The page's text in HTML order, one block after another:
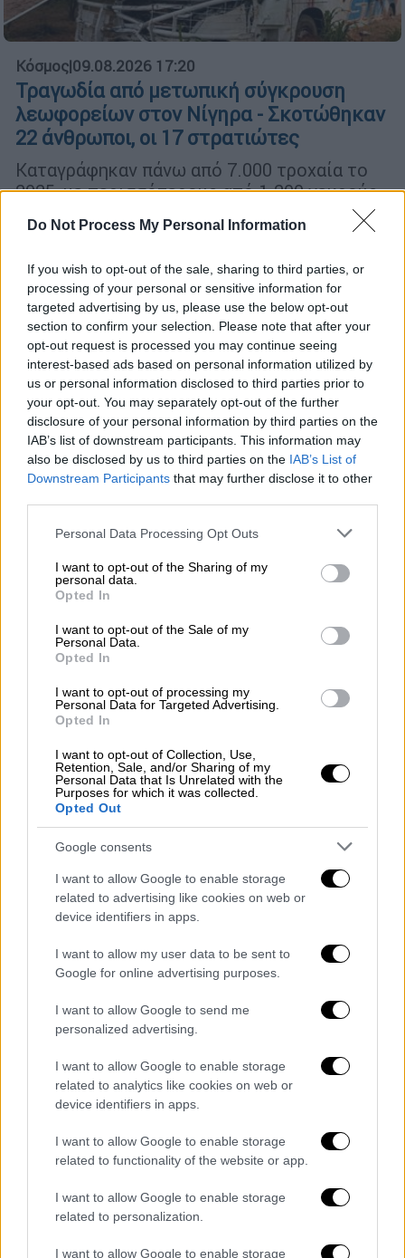
Do Not Process My Personal Information
If you wish to opt-out of the sale, sharing to third parties, or
processing of your personal or sensitive information for
targeted advertising by us, please use the below opt-out
section to confirm your selection. Please note that after your
opt-out request is processed you may continue seeing
interest-based ads based on personal information utilized by
us or personal information disclosed to third parties prior to
your opt-out. You may separately opt-out of the further
disclosure of your personal information by third parties on the
IAB’s list of downstream participants. This information may
also be disclosed by us to third parties on the IAB’s List of
Downstream Participants that may further disclose it to other
Please note that this website/app uses one or more Google
not limited to your visit or usage behaviour. You may click to
grant or deny consent to Google and its third-party tags to
use your data for below specified purposes in below Google
consent section.
Personal Data Processing Opt Outs
I want to opt-out of the Sharing of my
personal data.
Opted In
I want to opt-out of the Sale of my
Personal Data.
Opted In
I want to opt-out of processing my
Personal Data for Targeted Advertising.
Opted In
I want to opt-out of Collection, Use,
Retention, Sale, and/or Sharing of my
Personal Data that Is Unrelated with the
Purposes for which it was collected.
Opted Out
Google consents
I want to allow Google to enable storage
related to advertising like cookies on web or
device identifiers in apps.
I want to allow my user data to be sent to
Google for online advertising purposes.
I want to allow Google to send me
personalized advertising.
I want to allow Google to enable storage
related to analytics like cookies on web or
device identifiers in apps.
I want to allow Google to enable storage
related to functionality of the website or app.
I want to allow Google to enable storage
related to personalization.
I want to allow Google to enable storage
Κόσμος|09.08.2026 17:20
Τραγωδία από μετωπική σύγκρουση
λεωφορείων στον Νίγηρα - Σκοτώθηκαν
22 άνθρωποι, οι 17 στρατιώτες
Καταγράφηκαν πάνω από 7.000 τροχαία το
2025, με περισσότερους από 1.200 νεκρούς
και πάνω από 4.400 σοβαρά τραυματίες
Χωρίς περιττώματα δε θα υπήρχε ζωή
στη Γη: Η επιστημονική ανακάλυψη που
ανατρέπει πολλά
Μπορεί να μην είναι η πιο «κομψή» εικόνα,
παραμένει αμετάβλητος εδώ και
εκατομμύρια χρόνια
Νετανιάχου: Απορρίπτει το σχέδιο 15
σημείων του Τραμπ για τη Γάζα - «Καμία
Χαμάς»
«όχι» στο σχέδιο 15 σημείων που στηρίζουν
οι ΗΠΑ